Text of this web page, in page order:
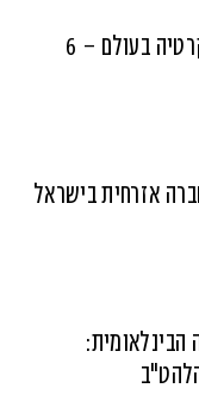
כך נראית ההגנה על הדמוקרטיה בעולם – 6
אזרחית בישראל
הבינלאומית: